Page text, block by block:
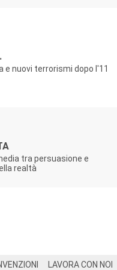
e nuovi terrorismi dopo l'11
tra persuasione e
realtà
LAVORA CON NOI